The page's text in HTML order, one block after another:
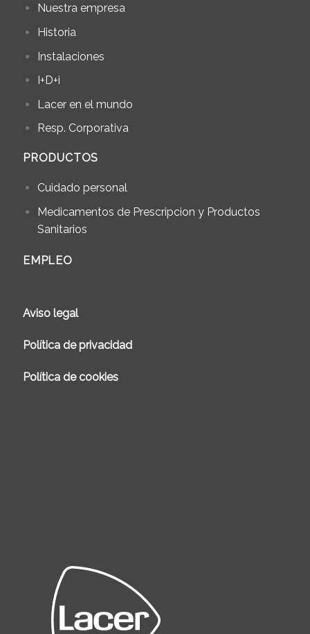
Nuestra empresa
Historia
Instalaciones
I+D+i
Lacer en el mundo
Resp. Corporativa
PRODUCTOS
Cuidado personal
Medicamentos de Prescripcion y Productos
Sanitarios
EMPLEO
Aviso legal
Política de privacidad
Política de cookies